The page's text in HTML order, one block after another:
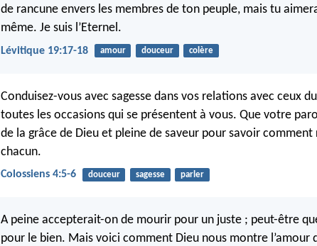
de rancune envers les membres de ton peuple, mais tu
même. Je suis l’Eternel.
Lévitique 19:17-18 amour douceur colère
Conduisez-vous avec sagesse dans vos relations avec ceux
toutes les occasions qui se présentent à vous. Que votre
de la grâce de Dieu et pleine de saveur pour savoir
chacun.
Colossiens 4:5-6 douceur sagesse parler
A peine accepterait-on de mourir pour un juste ; peut-être
pour le bien. Mais voici comment Dieu nous montre l’amour